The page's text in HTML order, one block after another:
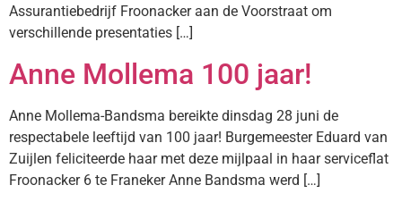
Assurantiebedrijf Froonacker aan de Voorstraat om
verschillende presentaties […]
Anne Mollema 100 jaar!
Anne Mollema-Bandsma bereikte dinsdag 28 juni de
respectabele leeftijd van 100 jaar! Burgemeester Eduard van
Zuijlen feliciteerde haar met deze mijlpaal in haar serviceflat
Froonacker 6 te Franeker Anne Bandsma werd […]